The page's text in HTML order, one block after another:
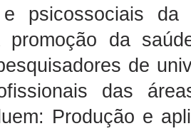
e psicossociais
promoção da
de
das
Produção e